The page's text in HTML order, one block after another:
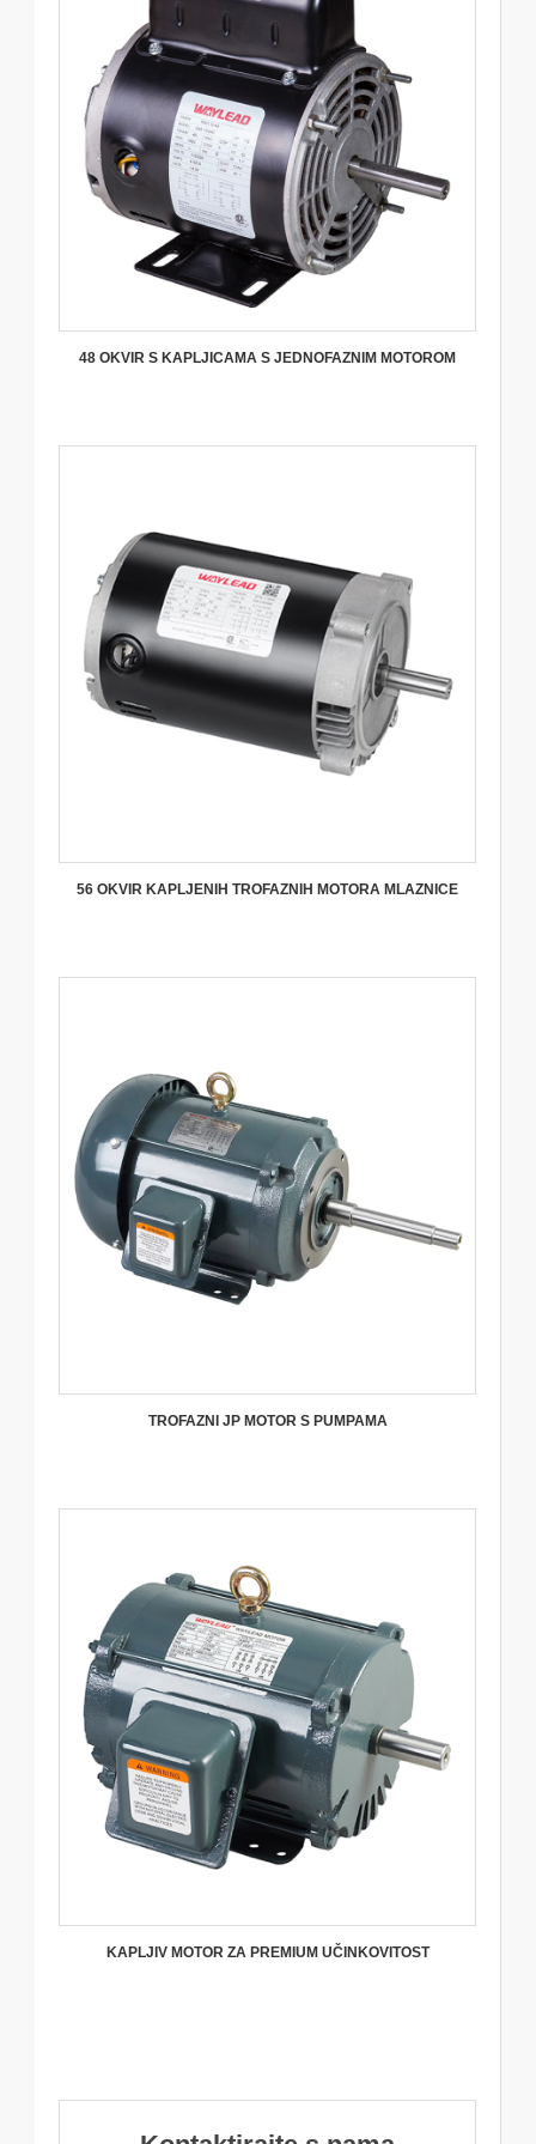
48 OKVIR S KAPLJICAMA S JEDNOFAZNIM MOTOROM
56 OKVIR KAPLJENIH TROFAZNIH MOTORA MLAZNICE
TROFAZNI JP MOTOR S PUMPAMA
KAPLJIV MOTOR ZA PREMIUM UČINKOVITOST